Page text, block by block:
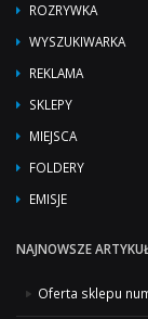
ROZRYWKA
WYSZUKIWARKA
REKLAMA
SKLEPY
MIEJSCA
FOLDERY
EMISJE
NAJNOWSZE
Oferta sklepu